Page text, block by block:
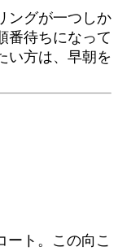
ングが一つしか
番待ちになって
い方は、早朝を
ート。この向こ